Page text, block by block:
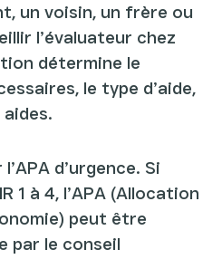
un voisin, un frère ou
l’évaluateur chez
détermine le
le type d’aide,
d’urgence. Si
1 à 4, l’APA (Allocation
peut être
par le conseil